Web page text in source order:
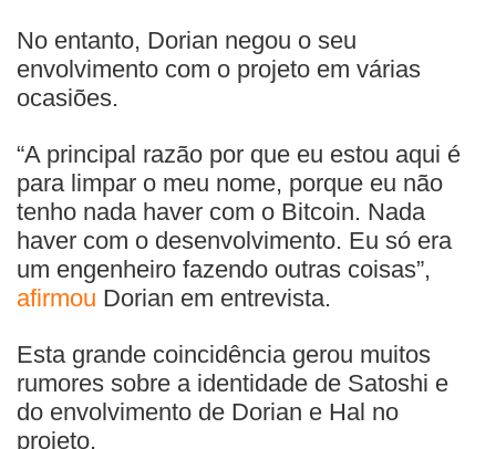
No entanto, Dorian negou o seu
envolvimento com o projeto em várias
ocasiões.
“A principal razão por que eu estou aqui é
para limpar o meu nome, porque eu não
tenho nada haver com o Bitcoin. Nada
haver com o desenvolvimento. Eu só era
um engenheiro fazendo outras coisas”,
afirmou Dorian em entrevista.
Esta grande coincidência gerou muitos
rumores sobre a identidade de Satoshi e
do envolvimento de Dorian e Hal no
projeto.